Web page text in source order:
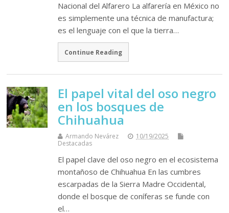
Nacional del Alfarero La alfarería en México no
es simplemente una técnica de manufactura;
es el lenguaje con el que la tierra…
Continue Reading
El papel vital del oso negro
en los bosques de
Chihuahua
Armando Nevárez
10/19/2025
Destacadas
El papel clave del oso negro en el ecosistema
montañoso de Chihuahua En las cumbres
escarpadas de la Sierra Madre Occidental,
donde el bosque de coníferas se funde con
el…